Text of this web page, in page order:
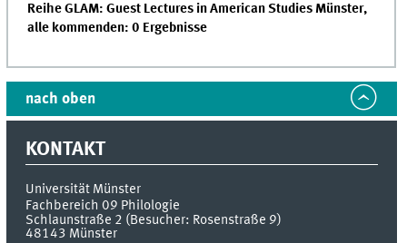
Reihe GLAM: Guest Lectures in American Studies Münster,
alle kommenden: 0 Ergebnisse
nach oben
KONTAKT
Universität Münster
Fachbereich 09 Philologie
Schlaunstraße 2 (Besucher: Rosenstraße 9)
48143 Münster